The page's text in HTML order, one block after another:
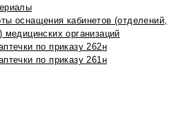
оснащения кабинетов (отделений,
медицинских организаций
по приказу 262н
по приказу 261н